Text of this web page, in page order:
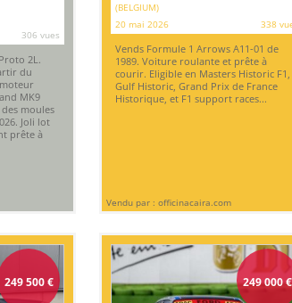
306 vues
2L.
du
MK9
moules
Joli lot
prête à
(BELGIUM)
20 mai 2026
338
Vends Formule 1 Arrows A11-01 de
1989. Voiture roulante et prête à
courir. Eligible en Masters Historic F1,
Gulf Historic, Grand Prix de France
Historique, et F1 support races...
Vendu par : officinacaira.com
249 500€ 249 000€